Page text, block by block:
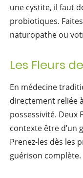
une cystite, il faut
probiotiques.
naturopathe ou
Les Fleurs
En médecine
directement reliée
possessivité. Deux
contexte être d’un
Prenez-les dès les
guérison complète.